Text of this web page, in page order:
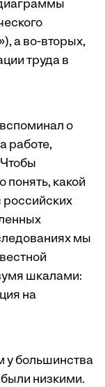
а во-вторых,
труда в
о
работе,
понять, какой
российских
мы
шкалами:
на
у большинства
низкими.